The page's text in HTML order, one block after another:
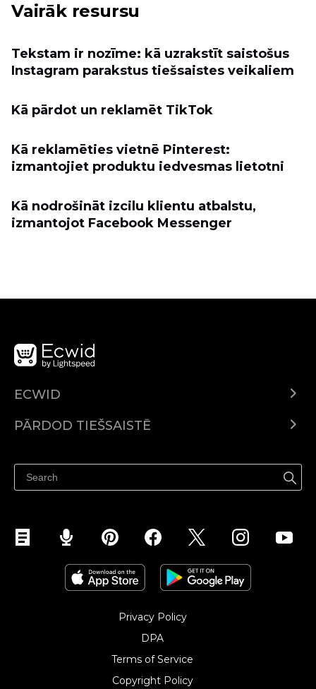
Vairāk resursu
Tekstam ir nozīme: kā uzrakstīt saistošus
Instagram parakstus tiešsaistes veikaliem
Kā pārdot un reklamēt TikTok
Kā reklamēties vietnē Pinterest:
izmantojiet produktu iedvesmas lietotni
Kā nodrošināt izcilu klientu atbalstu,
izmantojot Facebook Messenger
ECWID
Izcenojumi
PĀRDOD TIEŠSAISTĒ
Pārdod Facebook
Pārdod Instagram
Privacy Policy
DPA
Terms of Service
Copyright Policy‎